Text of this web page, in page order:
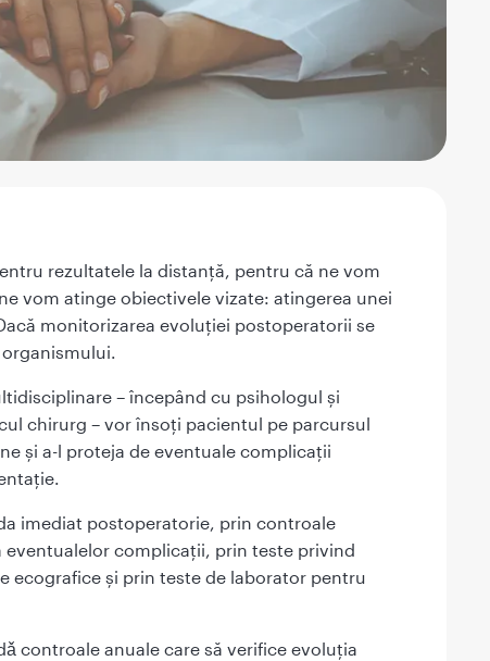
rezultatele la distanță, pentru că ne vom
vom atinge obiectivele vizate: atingerea unei
monitorizarea evoluției postoperatorii se
– începând cu psihologul și
chirurg – vor însoți pacientul pe parcursul
și a-l proteja de eventuale complicații
imediat postoperatorie, prin controale
complicații, prin teste privind
ecografice și prin teste de laborator pentru
controale anuale care să verifice evoluția